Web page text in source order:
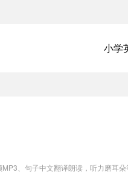
小学
、句子中文翻译朗读，听力磨耳